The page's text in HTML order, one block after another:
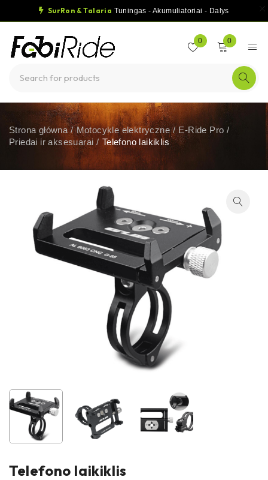
SurRon & Talaria Tuningas - Akumuliatoriai - Dalys
0 0
Strona główna / Motocykle elektryczne / E-Ride Pro /
Priedai ir aksesuarai / Telefono laikiklis
Telefono laikiklis